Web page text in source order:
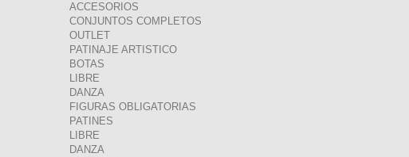
ACCESORIOS
CONJUNTOS COMPLETOS
OUTLET
PATINAJE ARTISTICO
BOTAS
LIBRE
DANZA
FIGURAS OBLIGATORIAS
PATINES
LIBRE
DANZA